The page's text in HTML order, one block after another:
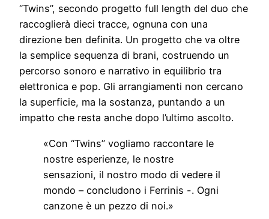
“Twins”, secondo progetto full length del duo che
raccoglierà dieci tracce, ognuna con una
direzione ben definita. Un progetto che va oltre
la semplice sequenza di brani, costruendo un
percorso sonoro e narrativo in equilibrio tra
elettronica e pop. Gli arrangiamenti non cercano
la superficie, ma la sostanza, puntando a un
impatto che resta anche dopo l’ultimo ascolto.
«Con “Twins” vogliamo raccontare le
nostre esperienze, le nostre
sensazioni, il nostro modo di vedere il
mondo – concludono i Ferrinis -. Ogni
canzone è un pezzo di noi.»